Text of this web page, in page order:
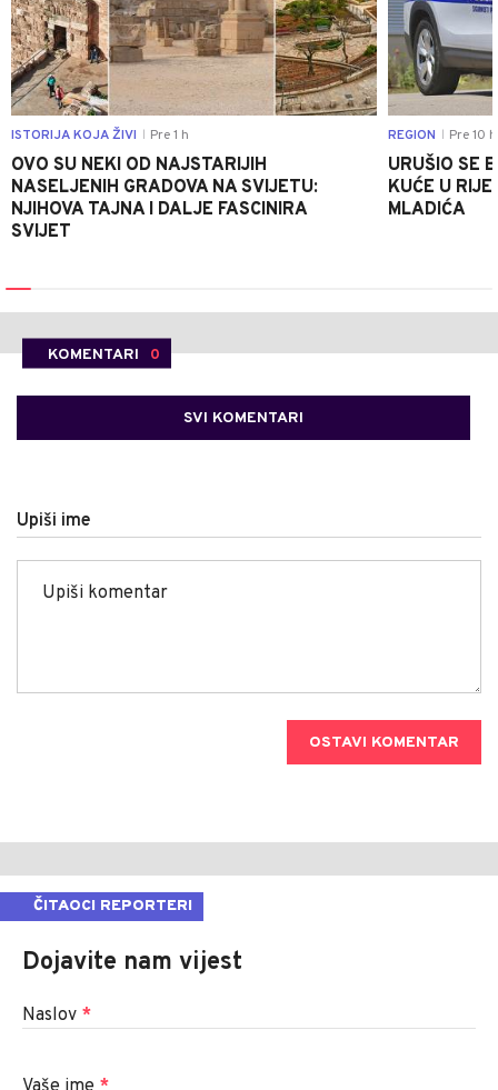
ISTORIJA KOJA ŽIVI Pre 1 h
OVO SU NEKI OD NAJSTARIJIH
NASELJENIH GRADOVA NA SVIJETU:
NJIHOVA TAJNA I DALJE FASCINIRA
SVIJET
REGION Pre 10 h
URUŠIO SE
KUĆE U
MLADIĆA
KOMENTARI 0
SVI KOMENTARI
Upiši ime
OSTAVI KOMENTAR
ČITAOCI REPORTERI
Dojavite nam vijest
Naslov *